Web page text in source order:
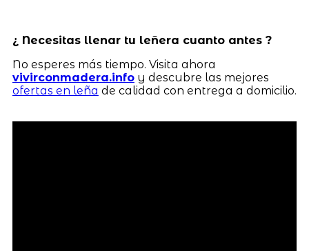
¿ Necesitas llenar tu leñera cuanto antes ?
No esperes más tiempo. Visita ahora
vivirconmadera.infoy descubre las mejores
ofertas en leña de calidad con entrega a domicilio.